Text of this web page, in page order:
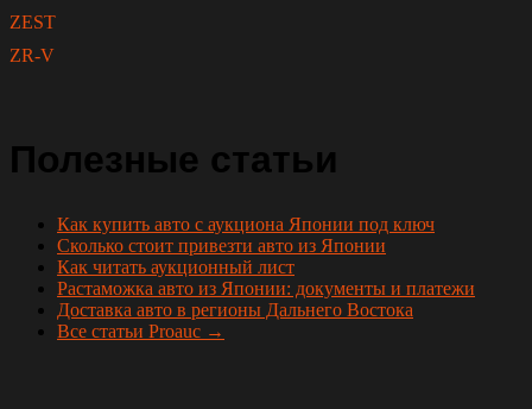
ZEST
ZR-V
Полезные статьи
Как купить авто с аукциона Японии под ключ
Сколько стоит привезти авто из Японии
Как читать аукционный лист
Растаможка авто из Японии: документы и платежи
Доставка авто в регионы Дальнего Востока
Все статьи Proauc →